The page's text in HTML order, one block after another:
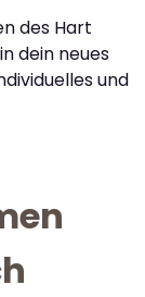
des Hart
dein neues
und